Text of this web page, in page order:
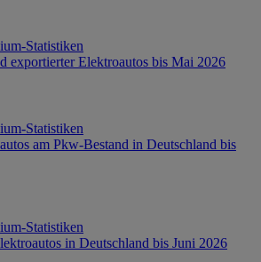
Statistiken
exportierter Elektroautos bis Mai 2026
Statistiken
am Pkw-Bestand in Deutschland bis
Statistiken
in Deutschland bis Juni 2026